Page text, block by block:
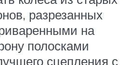
разрезанных
на
полосками
сцепления с